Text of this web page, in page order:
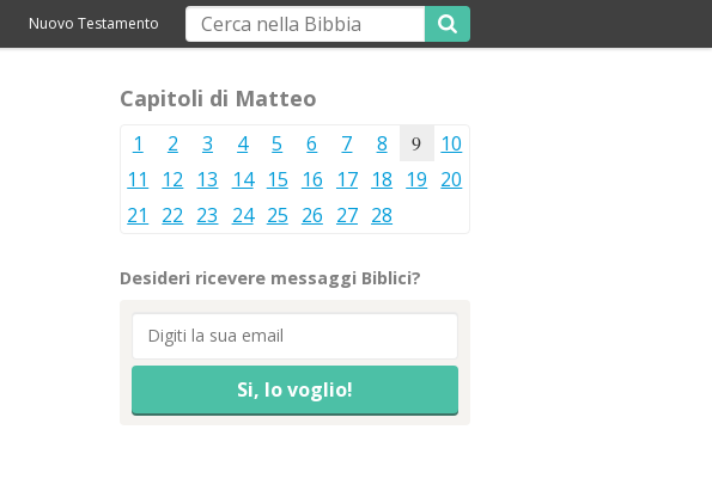
Nuovo Testamento
Capitoli di Matteo
1 2 3 4 5 6 7 8 9
10
11
12 13 14 15 16 17 18 19 20
21
22 23 24 25 26 27 28
Desideri ricevere messaggi Biblici?